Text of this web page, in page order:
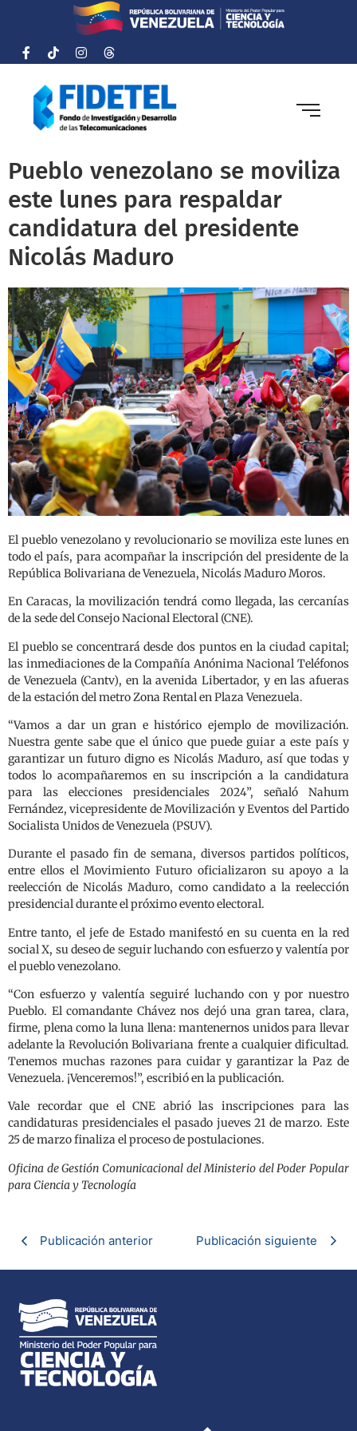
Pueblo venezolano se moviliza
este lunes para respaldar
candidatura del presidente
Nicolás Maduro
El pueblo venezolano y revolucionario se moviliza este lunes en
todo el país, para acompañar la inscripción del presidente de la
República Bolivariana de Venezuela, Nicolás Maduro Moros.
En Caracas, la movilización tendrá como llegada, las cercanías
de la sede del Consejo Nacional Electoral (CNE).
El pueblo se concentrará desde dos puntos en la ciudad capital;
las inmediaciones de la Compañía Anónima Nacional Teléfonos
de Venezuela (Cantv), en la avenida Libertador, y en las afueras
de la estación del metro Zona Rental en Plaza Venezuela.
“Vamos a dar un gran e histórico ejemplo de movilización.
Nuestra gente sabe que el único que puede guiar a este país y
garantizar un futuro digno es Nicolás Maduro, así que todas y
todos lo acompañaremos en su inscripción a la candidatura
para las elecciones presidenciales 2024”, señaló Nahum
Fernández, vicepresidente de Movilización y Eventos del Partido
Socialista Unidos de Venezuela (PSUV).
Durante el pasado fin de semana, diversos partidos políticos,
entre ellos el Movimiento Futuro oficializaron su apoyo a la
reelección de Nicolás Maduro, como candidato a la reelección
presidencial durante el próximo evento electoral.
Entre tanto, el jefe de Estado manifestó en su cuenta en la red
social X, su deseo de seguir luchando con esfuerzo y valentía por
el pueblo venezolano.
“Con esfuerzo y valentía seguiré luchando con y por nuestro
Pueblo. El comandante Chávez nos dejó una gran tarea, clara,
firme, plena como la luna llena: mantenernos unidos para llevar
adelante la Revolución Bolivariana frente a cualquier dificultad.
Tenemos muchas razones para cuidar y garantizar la Paz de
Venezuela. ¡Venceremos!”, escribió en la publicación.
Vale recordar que el CNE abrió las inscripciones para las
candidaturas presidenciales el pasado jueves 21 de marzo. Este
25 de marzo finaliza el proceso de postulaciones.
Oficina de Gestión Comunicacional del Ministerio del Poder Popular
para Ciencia y Tecnología
Publicación anterior Publicación siguiente